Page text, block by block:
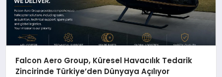
Falcon Aero Group, Küresel Havacılık Tedarik
Zincirinde Türkiye’den Dünyaya Açılıyor